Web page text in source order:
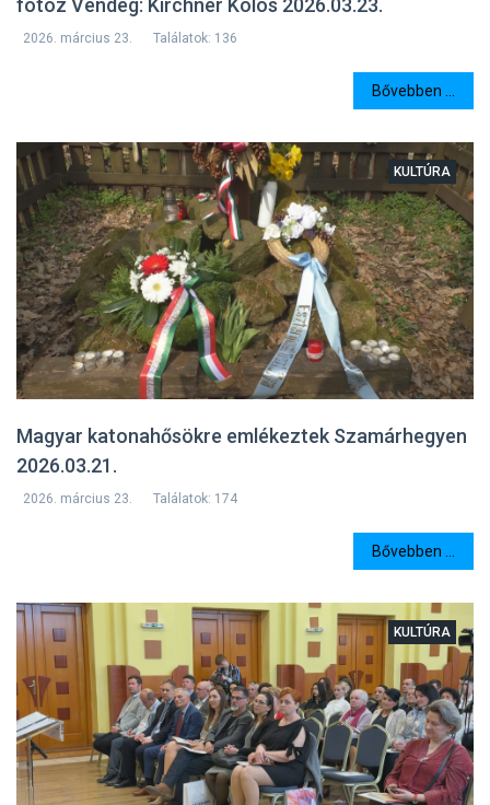
fotóz Vendég: Kirchner Kolos 2026.03.23.
2026. március 23. Találatok: 136
Bővebben ...
Magyar katonahősökre emlékeztek Szamárhegyen
2026.03.21.
KULTÚRA
2026. március 23. Találatok: 174
Bővebben ...
KULTÚRA